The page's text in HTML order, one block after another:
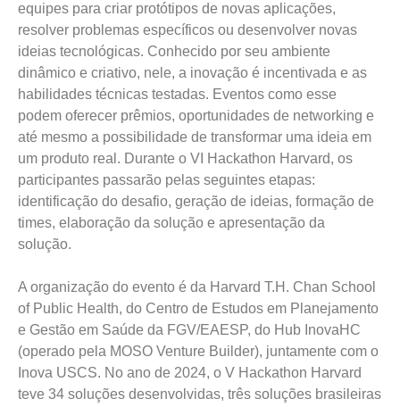
equipes para criar protótipos de novas aplicações,
resolver problemas específicos ou desenvolver novas
ideias tecnológicas. Conhecido por seu ambiente
dinâmico e criativo, nele, a inovação é incentivada e as
habilidades técnicas testadas. Eventos como esse
podem oferecer prêmios, oportunidades de networking e
até mesmo a possibilidade de transformar uma ideia em
um produto real. Durante o VI Hackathon Harvard, os
participantes passarão pelas seguintes etapas:
identificação do desafio, geração de ideias, formação de
times, elaboração da solução e apresentação da
solução.
A organização do evento é da Harvard T.H. Chan School
of Public Health, do Centro de Estudos em Planejamento
e Gestão em Saúde da FGV/EAESP, do Hub InovaHC
(operado pela MOSO Venture Builder), juntamente com o
Inova USCS. No ano de 2024, o V Hackathon Harvard
teve 34 soluções desenvolvidas, três soluções brasileiras